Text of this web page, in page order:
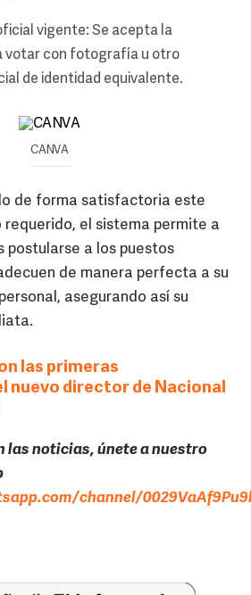
vigente: Se acepta la
votar con fotografía u otro
de identidad equivalente.
CANVA
de forma satisfactoria este
el sistema permite a
postularse a los puestos
de manera perfecta a su
asegurando así su
las primeras
nuevo director de Nacional
las noticias, únete a nuestro
channel/